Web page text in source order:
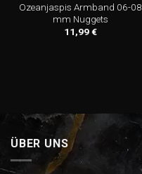
Ozeanjaspis Armband 06-08
mm Nuggets
11,99€
ÜBER UNS